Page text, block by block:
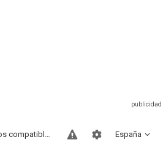
España
Sitios compatibles